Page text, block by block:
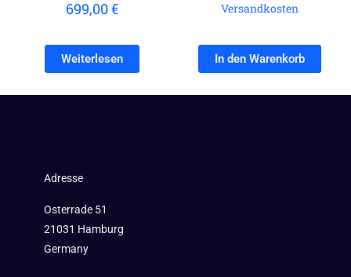
699,00€
Weiterlesen
Versandkosten
In den Warenkorb
Adresse
Osterrade 51
21031 Hamburg
Germany